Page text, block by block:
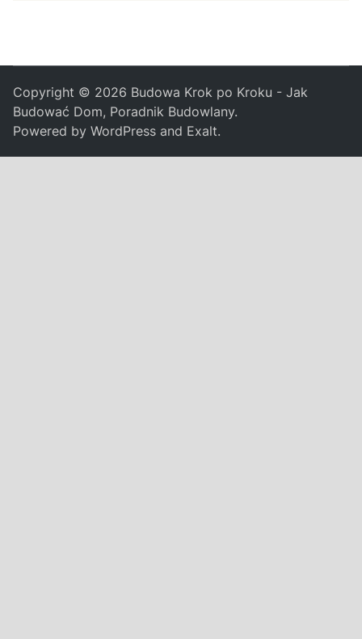
Copyright © 2026 Budowa Krok po Kroku - Jak
Budować Dom, Poradnik Budowlany.
Powered byWordPress and Exalt.